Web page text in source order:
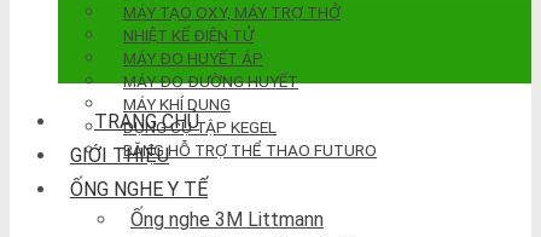
MÁY TẠO OXY, MÁY TRỢ THỞ
NHIỆT KẾ ĐIỆN TỬ
MÁY ĐO HUYẾT ÁP
MÁY ĐO ĐƯỜNG HUYẾT
MÁY KHÍ DUNG
DỤNG CỤ TẬP KEGEL
BĂNG HỖ TRỢ THỂ THAO FUTURO
TRANG CHỦ
GIỚI THIỆU
ỐNG NGHE Y TẾ
Ống nghe 3M Littmann